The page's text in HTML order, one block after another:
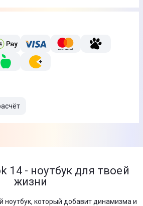
14 - ноутбук для твоей
жизни
ноутбук, который добавит динамизма и